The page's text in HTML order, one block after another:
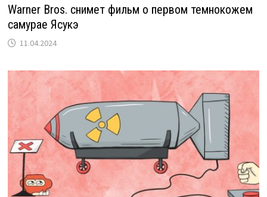
Warner Bros. снимет фильм о первом темнокожем
самурае Ясукэ
11.04.2024